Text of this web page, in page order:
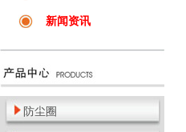
新闻资讯
防尘圈